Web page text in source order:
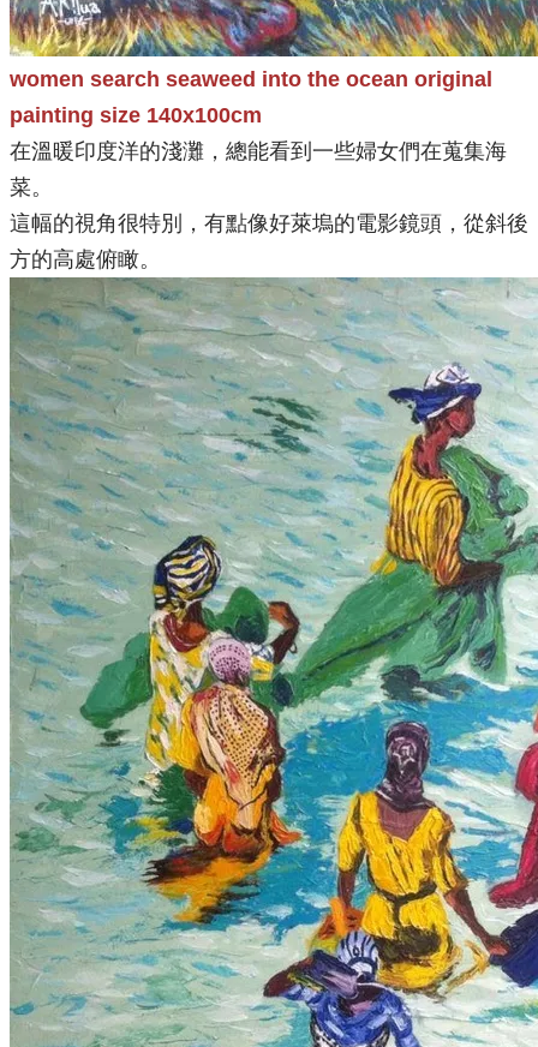
women search seaweed into the ocean original
painting size 140x100cm
在溫暖印度洋的淺灘，總能看到一些婦女們在蒐集海
菜。
這幅的視角很特別，有點像好萊塢的電影鏡頭，從斜後
方的高處俯瞰。